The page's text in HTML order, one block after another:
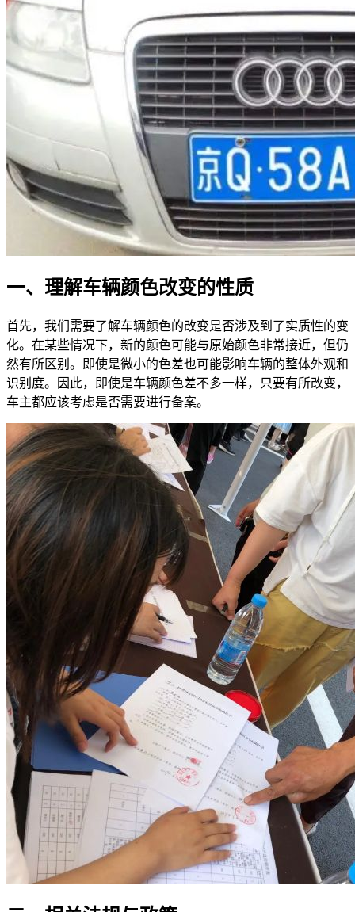
一、理解车辆颜色改变的性质
首先，我们需要了解车辆颜色的改变是否涉及到了实质性的变
化。在某些情况下，新的颜色可能与原始颜色非常接近，但仍
然有所区别。即使是微小的色差也可能影响车辆的整体外观和
识别度。因此，即使是车辆颜色差不多一样，只要有所改变，
车主都应该考虑是否需要进行备案。